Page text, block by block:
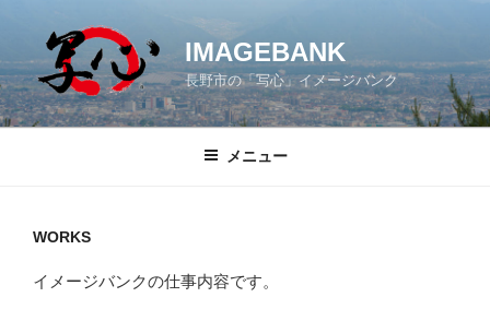
テ
ン
ツ
IMAGEBANK
長野市の「写心」イメージバンク
メニュー
WORKS
イメージバンクの仕事内容です。